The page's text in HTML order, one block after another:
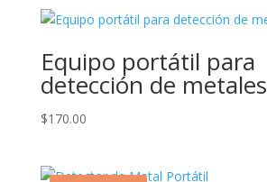
Equipo portátil para
detección de metales
$170.00